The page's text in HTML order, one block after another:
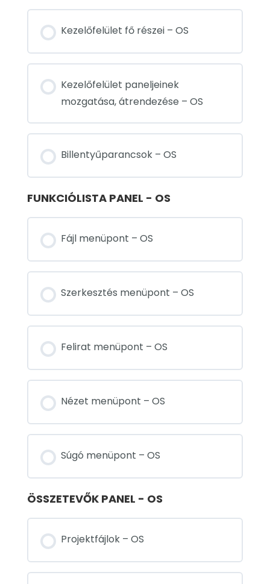
Kezelőfelület fő részei – OS
Kezelőfelület paneljeinek
mozgatása, átrendezése – OS
Billentyűparancsok – OS
FUNKCIÓLISTA PANEL - OS
Fájl menüpont – OS
Szerkesztés menüpont – OS
Felirat menüpont – OS
Nézet menüpont – OS
Súgó menüpont – OS
ÖSSZETEVŐK PANEL - OS
Projektfájlok – OS